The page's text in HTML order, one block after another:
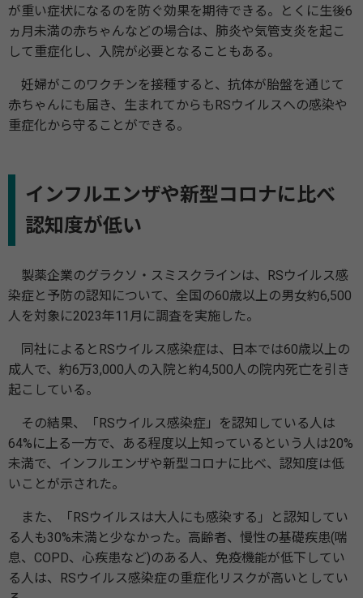
が重い症状になるのを防ぐ効果を期待できる。とくに生後6
ヵ月未満の赤ちゃんなどの場合は、肺炎や気管支炎を起こ
して重症化し、入院が必要となることもある。
妊婦がこのワクチンを接種すると、抗体が胎盤を通じて
赤ちゃんにも届き、生まれてからもRSウイルスへの感染や
重症化から守ることができる。
インフルエンザや新型コロナに比べ
認知度が低い
製薬企業のグラクソ・スミスクラインは、RSウイルス感
染症と予防の認知について、全国の60歳以上の男女約6,500
人を対象に2023年11月に調査を実施した。
同社によるとRSウイルス感染症は、日本では60歳以上の
成人で、約6万3,000人の入院と約4,500人の院内死亡を引き
起こしている。
その結果、「RSウイルス感染症」を認知している人は
64%に上る一方で、ある程度以上知っているという人は20%
未満で、インフルエンザや新型コロナに比べ、認知度は低
いことが示された。
また、「RSウイルスは大人にも感染する」と認知してい
る人も30%未満と少なかった。高齢者、慢性の基礎疾患(喘
息、COPD、心疾患など)のある人、免疫機能が低下してい
る人は、RSウイルス感染症の重症化リスクが高いとしてい